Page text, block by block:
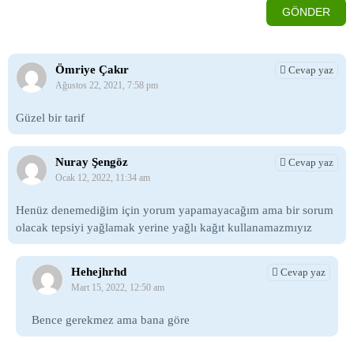
Ömriye Çakır
Ağustos 22, 2021, 7:58 pm
Güzel bir tarif
Cevap yaz
Nuray Şengöz
Ocak 12, 2022, 11:34 am
Henüz denemediğim için yorum yapamayacağım ama bir sorum
olacak tepsiyi yağlamak yerine yağlı kağıt kullanamazmıyız
Cevap yaz
Hehejhrhd
Mart 15, 2022, 12:50 am
Bence gerekmez ama bana göre
Cevap yaz